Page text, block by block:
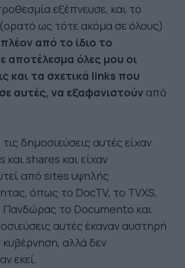
εξέπνευσε, και το
ως τότε ακόμα σε όλους)
από το ίδιο το
αποτέλεσμα όλες μου οι
και τα σχετικά links που
αυτές, να εξαφανιστούν από
δημοσιεύσεις αυτές είχαν
και shares και είχαν
από sites υψηλής
όπως το DocTV, το TVXS,
Πανδώρας το Documento και
αυτές έκαναν αυστηρή
κυβέρνηση, αλλά δεν
εκεί.